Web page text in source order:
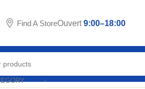
Find A StoreOuvert9:00–18:00
ANTI ROUILLE 500ML CLEANOZ